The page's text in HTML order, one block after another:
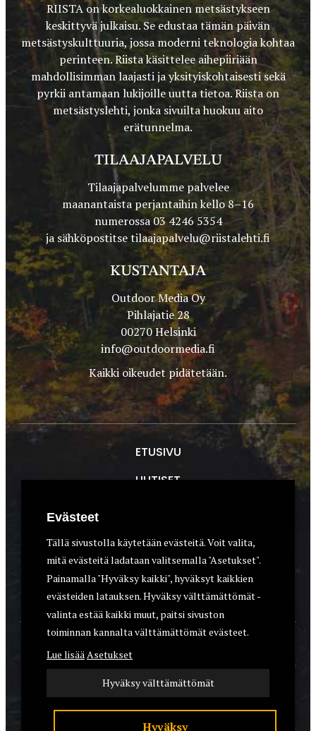
RIISTA on korkealuokkainen metsästykseen
keskittyvä julkaisu. Se edustaa tämän päivän
metsästyskulttuuria, jossa moderni teknologia kohtaa
perinteen. Riista käsittelee aihepiiriään
mahdollisimman laajasti ja yksityiskohtaisesti sekä
pyrkii antamaan lukijoille uutta tietoa. Riista on
metsästyslehti, jonka sivuilta huokuu aito
erätunnelma.
TILAAJAPALVELU
Tilaajapalvelumme palvelee
maanantaista perjantaihin kello 8–16
numerossa 03 4246 5354
ja sähköpostitsetilaajapalvelu@riistalehti.fi
KUSTANTAJA
Outdoor Media Oy
Pihlajatie 28
00270 Helsinki
info@outdoormedia.fi
Kaikki oikeudet pidätetään.
ETUSIVU
UUTISET
ASEET & OPTIIKKA
VARUSTEET
KOIRAT
YHTEYSTIEDOT
REKISTERISELOSTE
EVÄSTEET
Evästeet
Tällä sivustolla käytetään evästeitä. Voit valita,
mitä evästeitä ladataan valitsemalla "Asetukset".
Painamalla "Hyväksy kaikki", hyväksyt kaikkien
evästeiden latauksen. Hyväksy välttämättömät -
valinta estää kaikki muut, paitsi sivuston
toiminnan kannalta välttämättömät evästeet.
Lue lisääAsetukset
Hyväksy välttämättömät
Hyväksy